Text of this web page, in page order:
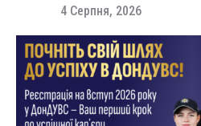
4 Серпня, 2026